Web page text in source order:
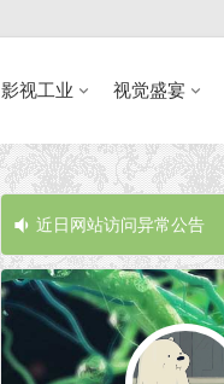
影视工业 视觉盛宴
近日网站访问异常公告